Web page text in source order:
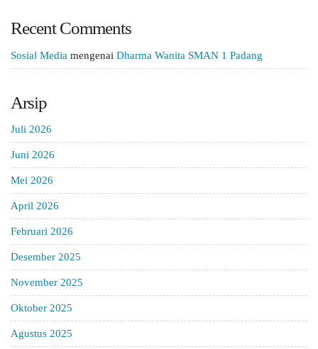
Recent Comments
Sosial Media mengenai Dharma Wanita SMAN 1 Padang
Arsip
Juli 2026
Juni 2026
Mei 2026
April 2026
Februari 2026
Desember 2025
November 2025
Oktober 2025
Agustus 2025